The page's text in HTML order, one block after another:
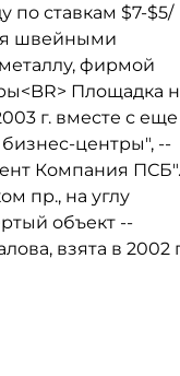
по ставкам $7-$5/
швейными
фирмой
Площадка
г. вместе с еще
центры", --
Компания ПСБ".
пр., на углу
объект --
взята в 2002